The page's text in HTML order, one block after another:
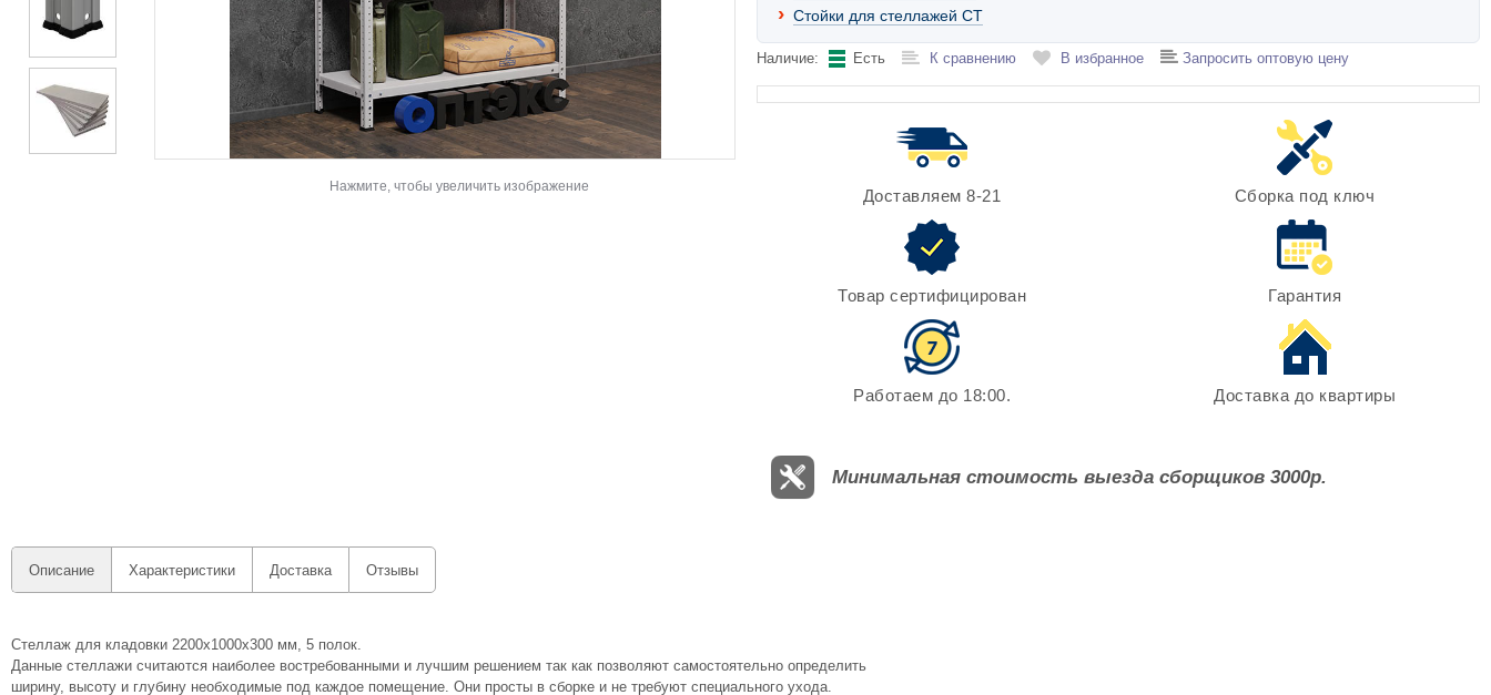
Нажмите, чтобы увеличить изображение
Стойки для стеллажей СТ
Наличие: Есть К сравнению В избранное Запросить оптовую цену
Доставляем 8-21 Сборка под ключ
Товар сертифицирован Гарантия
Работаем до 18:00. Доставка до квартиры
Минимальная стоимость выезда сборщиков 3000р.
Описание Характеристики Доставка Отзывы
Стеллаж для кладовки 2200х1000х300 мм, 5 полок.
Данные стеллажи считаются наиболее востребованными и лучшим решением так как позволяют самостоятельно определить
ширину, высоту и глубину необходимые под каждое помещение. Они просты в сборке и не требуют специального ухода.